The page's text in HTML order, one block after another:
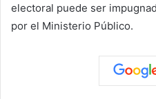
electoral puede ser
por el Ministerio Público.